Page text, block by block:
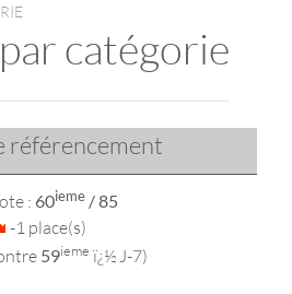
catégorie
référencement
: 60ieme / 85
-1 place(s)
59ieme ï¿½ J-7)